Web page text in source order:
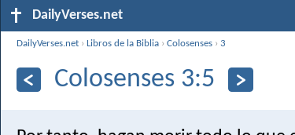
DailyVerses.net
DailyVerses.net ›Libros de la Biblia ›Colosenses ›3
Colosenses 3:5